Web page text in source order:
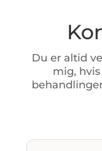
Du er altid
mig,